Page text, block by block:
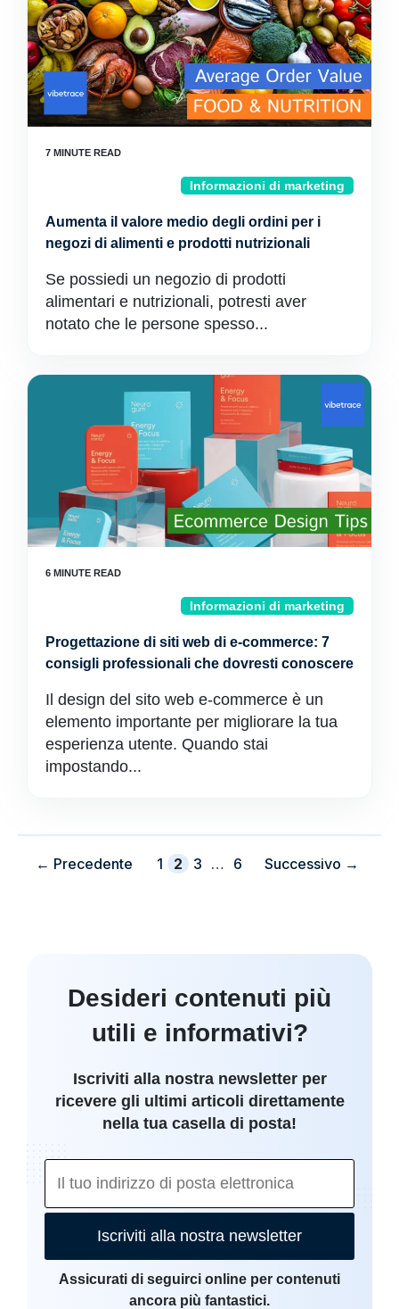
Informazioni di marketing
Aumenta il valore medio degli ordini per i
negozi di alimenti e prodotti nutrizionali
Se possiedi un negozio di prodotti
alimentari e nutrizionali, potresti aver
notato che le persone spesso...
Informazioni di marketing
Progettazione di siti web di e-commerce: 7
consigli professionali che dovresti conoscere
Il design del sito web e-commerce è un
elemento importante per migliorare la tua
esperienza utente. Quando stai
impostando...
← Precedente Pagina
1 Pagina
2 Pagina
3 … Pagina
6 Successivo →
Desideri contenuti più
utili e informativi?
Iscriviti alla nostra newsletter per
ricevere gli ultimi articoli direttamente
nella tua casella di posta!
Iscriviti alla nostra newsletter
Assicurati di seguirci online per contenuti
ancora più fantastici.